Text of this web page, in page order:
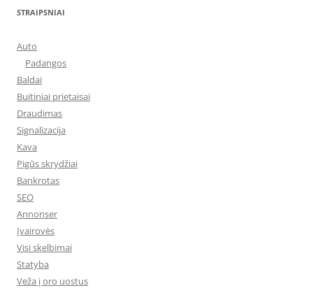
STRAIPSNIAI
Auto
Padangos
Baldai
Buitiniai prietaisai
Draudimas
Signalizacija
Kava
Pigūs skrydžiai
Bankrotas
SEO
Annonser
Įvairovės
Visi skelbimai
Statyba
Veža į oro uostus